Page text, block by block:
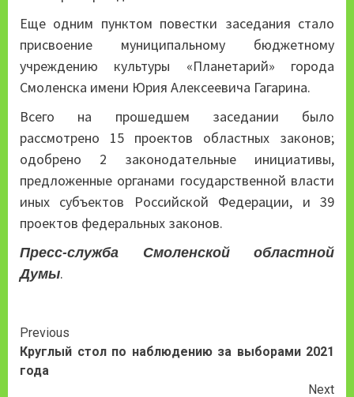
Еще одним пунктом повестки заседания стало
присвоение муниципальному бюджетному
учреждению культуры «Планетарий» города
Смоленска имени Юрия Алексеевича Гагарина.
Всего на прошедшем заседании было
рассмотрено 15 проектов областных законов;
одобрено 2 законодательные инициативы,
предложенные органами государственной власти
иных субъектов Российской Федерации, и 39
проектов федеральных законов.
Пресс-служба Смоленской областной
Думы.
Continue
Reading
Previous
Круглый стол по наблюдению за выборами 2021
года
Next